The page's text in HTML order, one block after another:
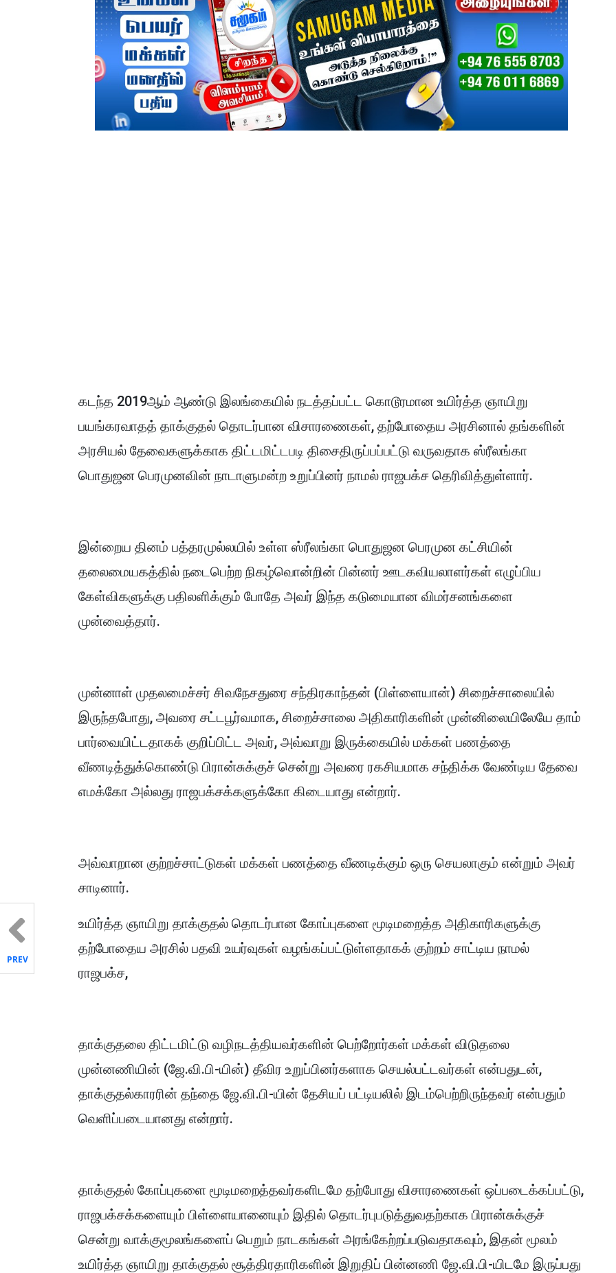
கடந்த 2019ஆம் ஆண்டு இலங்கையில் நடத்தப்பட்ட கொடூரமான உயிர்த்த ஞாயிறு
பயங்கரவாதத் தாக்குதல் தொடர்பான விசாரணைகள், தற்போதைய அரசினால் தங்களின்
அரசியல் தேவைகளுக்காக திட்டமிட்டபடி திசைதிருப்பப்பட்டு வருவதாக ஸ்ரீலங்கா
பொதுஜன பெரமுனவின் நாடாளுமன்ற உறுப்பினர் நாமல் ராஜபக்ச தெரிவித்துள்ளார்.
இன்றைய தினம் பத்தரமுல்லயில் உள்ள ஸ்ரீலங்கா பொதுஜன பெரமுன கட்சியின்
தலைமையகத்தில் நடைபெற்ற நிகழ்வொன்றின் பின்னர் ஊடகவியலாளர்கள் எழுப்பிய
கேள்விகளுக்கு பதிலளிக்கும் போதே அவர் இந்த கடுமையான விமர்சனங்களை
முன்வைத்தார்.
முன்னாள் முதலமைச்சர் சிவநேசதுரை சந்திரகாந்தன் (பிள்ளையான்) சிறைச்சாலையில்
இருந்தபோது, அவரை சட்டபூர்வமாக, சிறைச்சாலை அதிகாரிகளின் முன்னிலையிலேயே தாம்
பார்வையிட்டதாகக் குறிப்பிட்ட அவர், அவ்வாறு இருக்கையில் மக்கள் பணத்தை
வீணடித்துக்கொண்டு பிரான்சுக்குச் சென்று அவரை ரகசியமாக சந்திக்க வேண்டிய தேவை
எமக்கோ அல்லது ராஜபக்சக்களுக்கோ கிடையாது என்றார்.
அவ்வாறான குற்றச்சாட்டுகள் மக்கள் பணத்தை வீணடிக்கும் ஒரு செயலாகும் என்றும் அவர்
சாடினார்.
உயிர்த்த ஞாயிறு தாக்குதல் தொடர்பான கோப்புகளை மூடிமறைத்த அதிகாரிகளுக்கு
தற்போதைய அரசில் பதவி உயர்வுகள் வழங்கப்பட்டுள்ளதாகக் குற்றம் சாட்டிய நாமல்
ராஜபக்ச,
தாக்குதலை திட்டமிட்டு வழிநடத்தியவர்களின் பெற்றோர்கள் மக்கள் விடுதலை
முன்னணியின் (ஜே.வி.பி-யின்) தீவிர உறுப்பினர்களாக செயல்பட்டவர்கள் என்பதுடன்,
தாக்குதல்காரரின் தந்தை ஜே.வி.பி-யின் தேசியப் பட்டியலில் இடம்பெற்றிருந்தவர் என்பதும்
வெளிப்படையானது என்றார்.
தாக்குதல் கோப்புகளை மூடிமறைத்தவர்களிடமே தற்போது விசாரணைகள் ஒப்படைக்கப்பட்டு,
ராஜபக்சக்களையும் பிள்ளையானையும் இதில் தொடர்புபடுத்துவதற்காக பிரான்சுக்குச்
சென்று வாக்குமூலங்களைப் பெறும் நாடகங்கள் அரங்கேற்றப்படுவதாகவும், இதன் மூலம்
உயிர்த்த ஞாயிறு தாக்குதல் சூத்திரதாரிகளின் இறுதிப் பின்னணி ஜே.வி.பி-யிடமே இருப்பது
PREV